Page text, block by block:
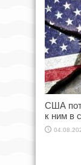
США
к ним в